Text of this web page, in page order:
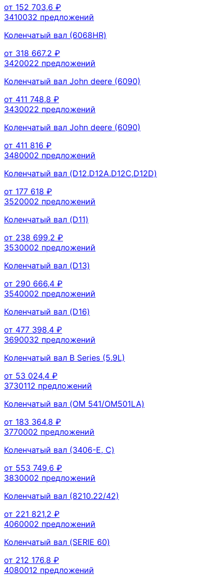
от 152 703,6 ₽
3410032 предложений
Коленчатый вал (6068HR)
от 318 667,2 ₽
3420022 предложений
Коленчатый вал John deere (6090)
от 411 748,8 ₽
3430022 предложений
Коленчатый вал John deere (6090)
от 411 816 ₽
3480002 предложений
Коленчатый вал (D12,D12A,D12C,D12D)
от 177 618 ₽
3520002 предложений
Коленчатый вал (D11)
от 238 699,2 ₽
3530002 предложений
Коленчатый вал (D13)
от 290 666,4 ₽
3540002 предложений
Коленчатый вал (D16)
от 477 398,4 ₽
3690032 предложений
Коленчатый вал B Series (5.9L)
от 53 024,4 ₽
3730112 предложений
Коленчатый вал (OM 541/OM501LA)
от 183 364,8 ₽
3770002 предложений
Коленчатый вал (3406-E, C)
от 553 749,6 ₽
3830002 предложений
Коленчатый вал (8210.22/42)
от 221 821,2 ₽
4060002 предложений
Коленчатый вал (SERIE 60)
от 212 176,8 ₽
4080012 предложений